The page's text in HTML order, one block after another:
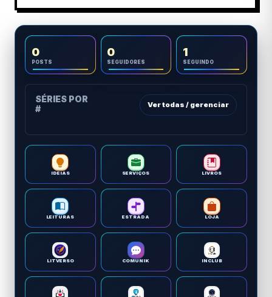
0
POSTS
0
SEGUIDORES
1
SEGUINDO
SÉRIES POR
#
Ver todas / gerenciar
IDEIAS SERVIÇOS LIVROS
LEITURAS ESTRADA LOJA
LITVERSO COMUNIK INCLUB